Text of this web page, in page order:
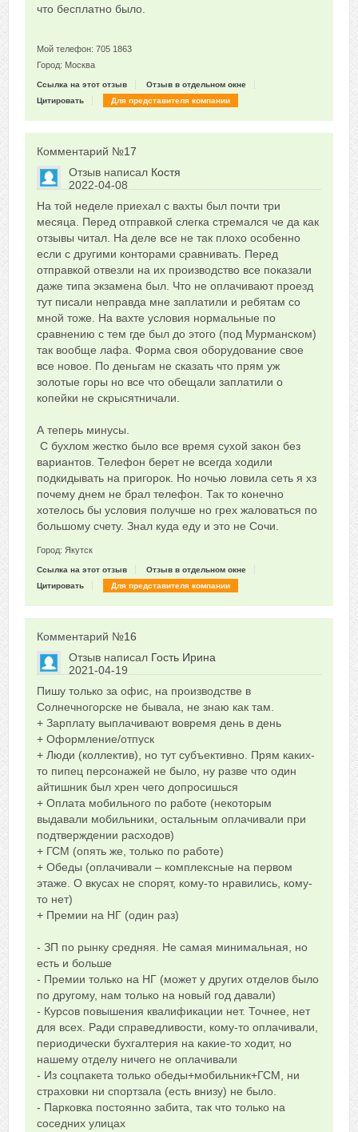
что бесплатно было.
Мой телефон: 705 1863
Город: Москва
Ссылка на этот отзыв
Отзыв в отдельном окне
Цитировать
Для представителя компании
Комментарий №17
Отзыв написал Костя
2022-04-08
0
Сказать друзьям об отзыве
На той неделе приехал с вахты был почти три
месяца. Перед отправкой слегка стремался че да как
отзывы читал. На деле все не так плохо особенно
если с другими конторами сравнивать. Перед
отправкой отвезли на их производство все показали
даже типа экзамена был. Что не оплачивают проезд
тут писали неправда мне заплатили и ребятам со
мной тоже. На вахте условия нормальные по
сравнению с тем где был до этого (под Мурманском)
так вообще лафа. Форма своя оборудование свое
все новое. По деньгам не сказать что прям уж
золотые горы но все что обещали заплатили о
копейки не скрысятничали.
А теперь минусы.
С бухлом жестко было все время сухой закон без
вариантов. Телефон берет не всегда ходили
подкидывать на пригорок. Но ночью ловила сеть я хз
почему днем не брал телефон. Так то конечно
хотелось бы условия получше но грех жаловаться по
большому счету. Знал куда еду и это не Сочи.
Город: Якутск
Ссылка на этот отзыв
Отзыв в отдельном окне
Цитировать
Для представителя компании
Комментарий №16
Отзыв написал Гость Ирина
2021-04-19
0
Сказать друзьям об отзыве
Пишу только за офис, на производстве в
Солнечногорске не бывала, не знаю как там.
+ Зарплату выплачивают вовремя день в день
+ Оформление/отпуск
+ Люди (коллектив), но тут субъективно. Прям каких-
то пипец персонажей не было, ну разве что один
айтишник был хрен чего допросишься
+ Оплата мобильного по работе (некоторым
выдавали мобильники, остальным оплачивали при
подтверждении расходов)
+ ГСМ (опять же, только по работе)
+ Обеды (оплачивали – комплексные на первом
этаже. О вкусах не спорят, кому-то нравились, кому-
то нет)
+ Премии на НГ (один раз)
- ЗП по рынку средняя. Не самая минимальная, но
есть и больше
- Премии только на НГ (может у других отделов было
по другому, нам только на новый год давали)
- Курсов повышения квалификации нет. Точнее, нет
для всех. Ради справедливости, кому-то оплачивали,
периодически бухгалтерия на какие-то ходит, но
нашему отделу ничего не оплачивали
- Из соцпакета только обеды+мобильник+ГСМ, ни
страховки ни спортзала (есть внизу) не было.
- Парковка постоянно забита, так что только на
соседних улицах